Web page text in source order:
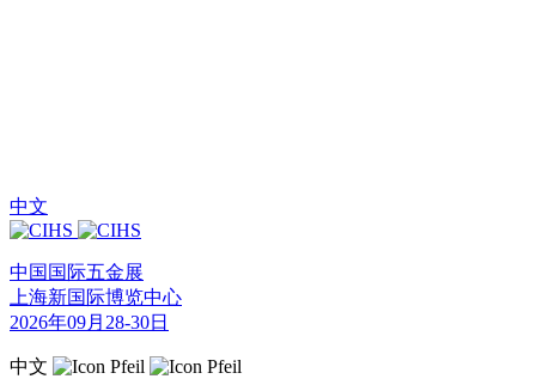
中文
中国国际五金展
上海新国际博览中心
2026年09月28-30日
中文